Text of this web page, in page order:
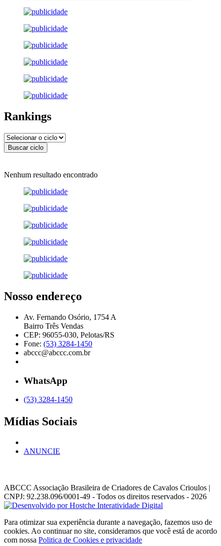
Rankings
Nenhum resultado encontrado
Nosso endereço
Av. Fernando Osório, 1754 A
Bairro Três Vendas
CEP: 96055-030, Pelotas/RS
Fone: (53) 3284-1450
abccc@abccc.com.br
WhatsApp
(53) 3284-1450
Mídias Sociais
ANUNCIE
ABCCC Associação Brasileira de Criadores de Cavalos Crioulos |
CNPJ: 92.238.096/0001-49 - Todos os direitos reservados - 2026
Para otimizar sua experiência durante a navegação, fazemos uso de
cookies. Ao continuar no site, consideramos que você está de acordo
com nossa Politica de Cookies e privacidade